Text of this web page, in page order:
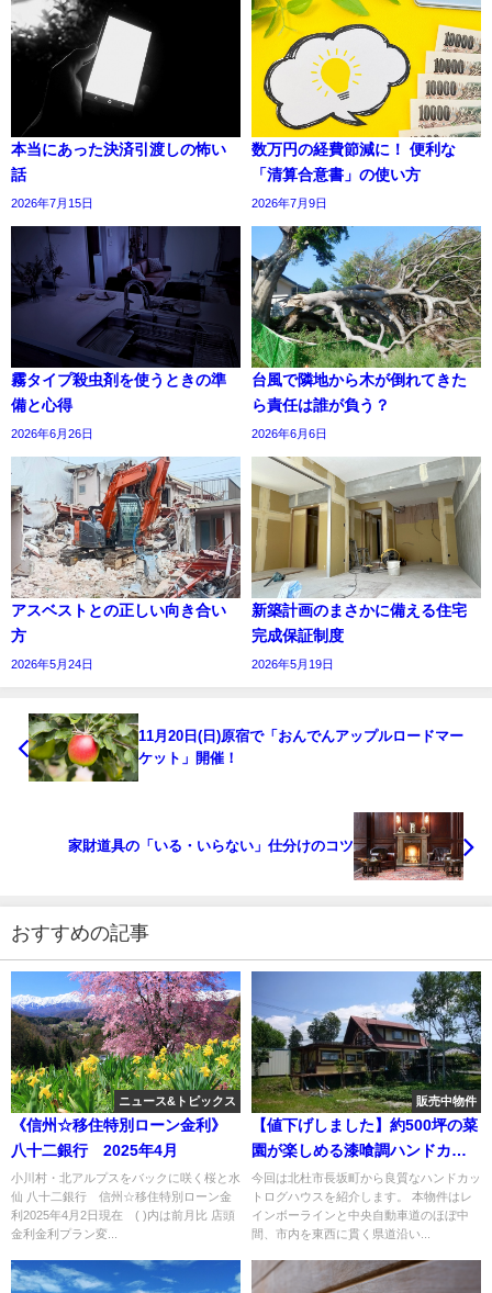
本当にあった決済引渡しの怖い
話
2026年7月15日
数万円の経費節減に！ 便利な
「清算合意書」の使い方
2026年7月9日
霧タイプ殺虫剤を使うときの準
備と心得
2026年6月26日
台風で隣地から木が倒れてきた
ら責任は誰が負う？
2026年6月6日
アスベストとの正しい向き合い
方
2026年5月24日
新築計画のまさかに備える住宅
完成保証制度
2026年5月19日
11月20日(日)原宿で「おんでんアップルロードマー
ケット」開催！
家財道具の「いる・いらない」仕分けのコツ
おすすめの記事
ニュース&トピックス
《信州☆移住特別ローン金利》
八十二銀行 2025年4月
小川村・北アルプスをバックに咲く桜と水
仙 八十二銀行 信州☆移住特別ローン金
利2025年4月2日現在 ( )内は前月比 店頭
金利金利プラン変...
販売中物件
【値下げしました】約500坪の菜
園が楽しめる漆喰調ハンドカッ
トログハウス
今回は北杜市長坂町から良質なハンドカッ
トログハウスを紹介します。 本物件はレ
インボーラインと中央自動車道のほぼ中
間、市内を東西に貫く県道沿い...